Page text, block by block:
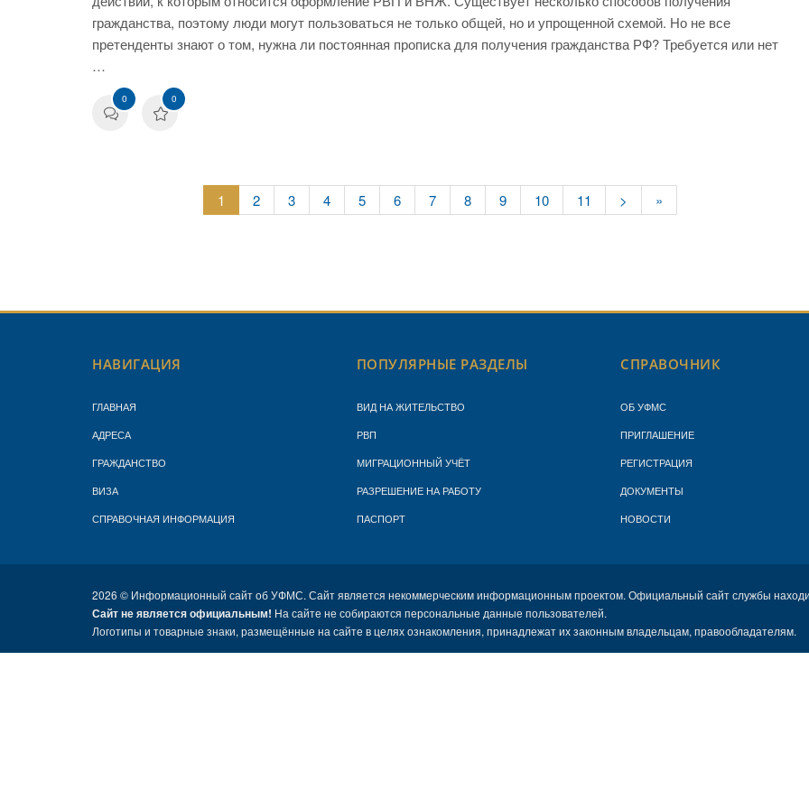
гражданства, поэтому люди могут пользоваться не только общей, но и упрощенной схемой. Но не все
претенденты знают о том, нужна ли постоянная прописка для получения гражданства РФ? Требуется или нет
…
0 0
1 2 3 4 5 6 7 8 9 10 11 > »
НАВИГАЦИЯ
ГЛАВНАЯ
АДРЕСА
ГРАЖДАНСТВО
ВИЗА
СПРАВОЧНАЯ ИНФОРМАЦИЯ
ПОПУЛЯРНЫЕ РАЗДЕЛЫ
ВИД НА ЖИТЕЛЬСТВО
РВП
МИГРАЦИОННЫЙ УЧЁТ
РАЗРЕШЕНИЕ НА РАБОТУ
ПАСПОРТ
СПРАВОЧНИК
ОБ УФМС
ПРИГЛАШЕНИЕ
РЕГИСТРАЦИЯ
ДОКУМЕНТЫ
НОВОСТИ
2026 © Информационный сайт об УФМС. Сайт является некоммерческим информационным проектом. Официальный сайт службы
Сайт не является официальным! На сайте не собираются персональные данные пользователей.
Логотипы и товарные знаки, размещённые на сайте в целях ознакомления, принадлежат их законным владельцам, правообладателям.